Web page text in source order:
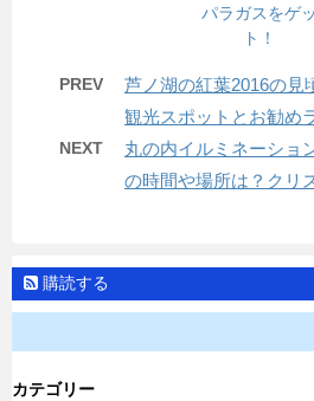
パラガスをゲッ
ト！
PREV
芦ノ湖の紅葉2016の見
観光スポットとお勧め
NEXT
丸の内イルミネーショ
の時間や場所は？クリ
購読する
カテゴリー